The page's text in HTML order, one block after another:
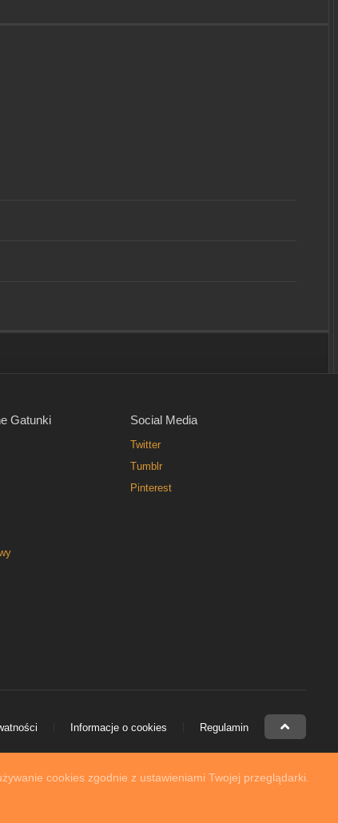
cookies zgodnie z ustawieniami Twojej przeglądarki.
Gatunki Social Media
Twitter
Tumblr
Pinterest
Informacje o cookies Regulamin